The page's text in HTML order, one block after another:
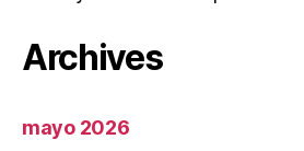
Archives
mayo 2026